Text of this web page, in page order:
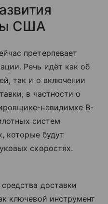
США
претерпевает
Речь идёт как об
так и о включении
в частности о
невидимке B-
систем
которые будут
скоростях.
доставки
ключевой инструмент